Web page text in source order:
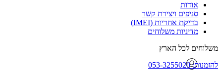
אודות
סניפים ויצירת קשר
בדיקת אחריות (IMEI)
מדיניות משלוחים
לכל הארץ
053-3255020